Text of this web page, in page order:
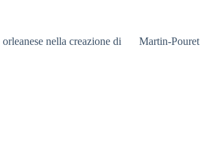
Martin-Pouret
nella creazione di